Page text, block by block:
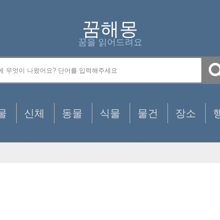
꿈해몽
꿈을 읽어드려요
신체 동물 식물 물건 장소